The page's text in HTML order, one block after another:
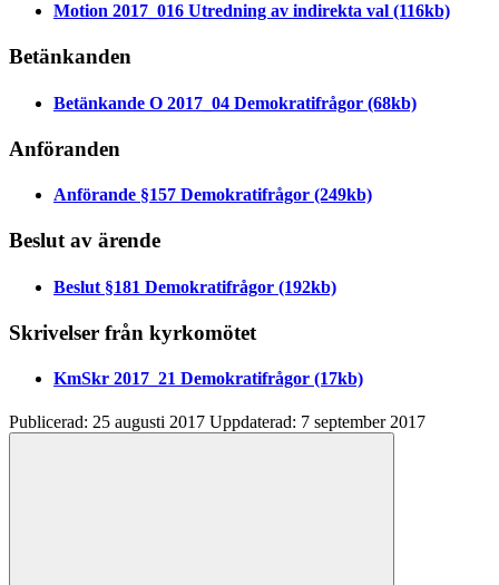
Motion 2017_016 Utredning av indirekta val (116kb)
Betänkanden
Betänkande O 2017_04 Demokratifrågor (68kb)
Anföranden
Anförande §157 Demokratifrågor (249kb)
Beslut av ärende
Beslut §181 Demokratifrågor (192kb)
Skrivelser från kyrkomötet
KmSkr 2017_21 Demokratifrågor (17kb)
Publicerad: 25 augusti 2017 Uppdaterad: 7 september 2017